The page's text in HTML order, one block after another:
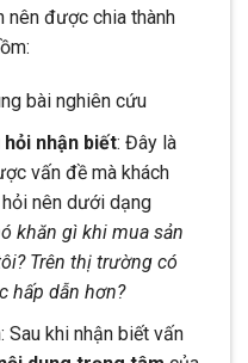
nên được chia thành
bài nghiên cứu
hỏi nhận biết: Đây là
vấn đề mà khách
nên dưới dạng
khăn gì khi mua sản
Trên thị trường có
hấp dẫn hơn?
Sau khi nhận biết vấn